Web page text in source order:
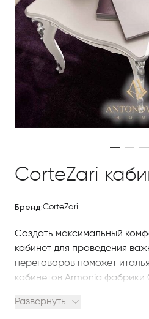
CorteZari
Бренд:CorteZari
Создать максимальный
кабинет для проведения
переговоров поможет
кабинетов Armonia фабрики
Данная коллекция
Развернуть